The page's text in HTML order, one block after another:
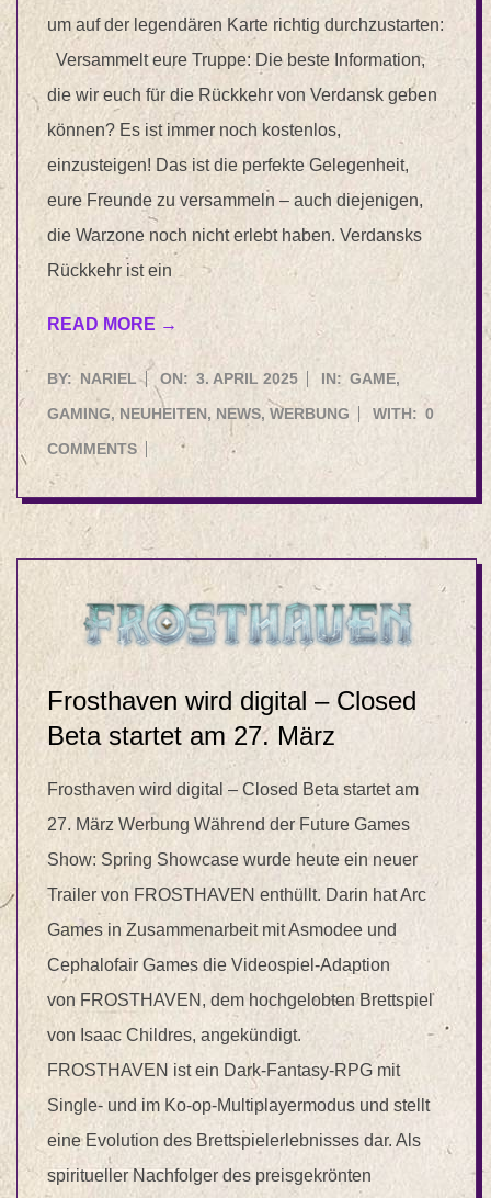
um auf der legendären Karte richtig durchzustarten:
Versammelt eure Truppe: Die beste Information,
die wir euch für die Rückkehr von Verdansk geben
können? Es ist immer noch kostenlos,
einzusteigen! Das ist die perfekte Gelegenheit,
eure Freunde zu versammeln – auch diejenigen,
die Warzone noch nicht erlebt haben. Verdansks
Rückkehr ist ein
READ MORE →
2025-
04-
03
BY: NARIEL ON: 3. APRIL 2025 IN: GAME,
GAMING, NEUHEITEN , NEWS,WERBUNG WITH: 0
COMMENTS
Frosthaven wird digital – Closed
Beta startet am 27. März
Frosthaven wird digital – Closed Beta startet am
27. März Werbung Während der Future Games
Show: Spring Showcase wurde heute ein neuer
Trailer von FROSTHAVEN enthüllt. Darin hat Arc
Games in Zusammenarbeit mit Asmodee und
Cephalofair Games die Videospiel-Adaption
von FROSTHAVEN, dem hochgelobten Brettspiel
von Isaac Childres, angekündigt.
FROSTHAVEN ist ein Dark-Fantasy-RPG mit
Single- und im Ko-op-Multiplayermodus und stellt
eine Evolution des Brettspielerlebnisses dar. Als
spiritueller Nachfolger des preisgekrönten